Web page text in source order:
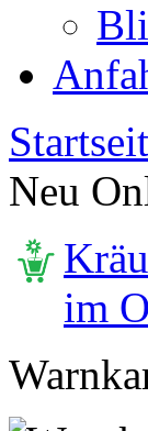
Neu
im